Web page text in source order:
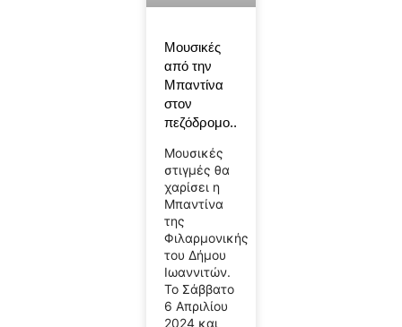
Μουσικές
από την
Μπαντίνα
στον
πεζόδρομο..
Μουσικές
στιγμές θα
χαρίσει η
Μπαντίνα
της
Φιλαρμονικής
του Δήμου
Ιωαννιτών.
Το Σάββατο
6 Απριλίου
2024 και